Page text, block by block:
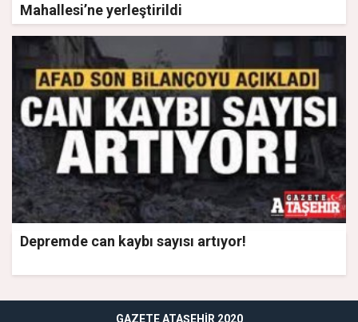
Mahallesi’ne yerleştirildi
Depremde can kaybı sayısı artıyor!
GAZETE ATAŞEHIR 2020